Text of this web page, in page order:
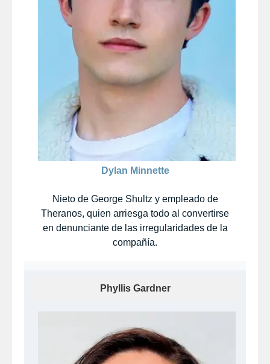
Dylan Minnette
Nieto de George Shultz y empleado de
Theranos, quien arriesga todo al convertirse
en denunciante de las irregularidades de la
compañía.
Phyllis Gardner